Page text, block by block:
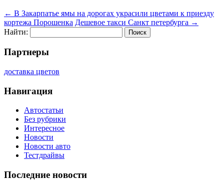
← В Закарпатье ямы на дорогах украсили цветами к приезду
кортежа Порошенка Дешевое такси Санкт петербурга →
Найти:
Партнеры
доставка цветов
Навигация
Автостатьи
Без рубрики
Интересное
Новости
Новости авто
Тестдрайвы
Последние новости